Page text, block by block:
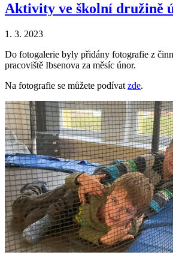
Aktivity ve školní družině
1. 3. 2023
Do fotogalerie byly přidány fotografie z
pracoviště Ibsenova za měsíc únor.
Na fotografie se můžete podívat zde.